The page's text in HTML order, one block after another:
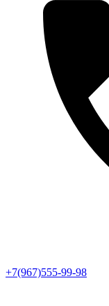
+7(967)555-99-98